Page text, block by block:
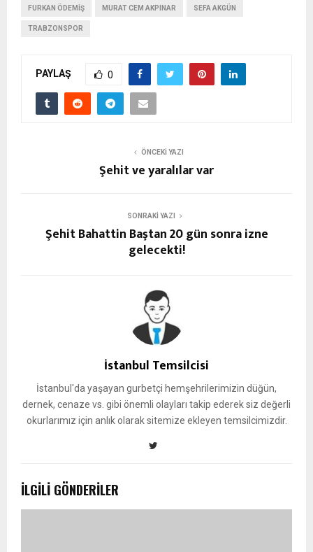
FURKAN ÖDEMIŞ MURAT CEM AKPINAR SEFA AKGÜN
TRABZONSPOR
PAYLAŞ 0
ÖNCEKI YAZI
Şehit ve yaralılar var
SONRAKI YAZI
Şehit Bahattin Baştan 20 gün sonra izne
gelecekti!
İstanbul Temsilcisi
İstanbul'da yaşayan gurbetçi hemşehrilerimizin düğün,
dernek, cenaze vs. gibi önemli olayları takip ederek siz değerli
okurlarımız için anlık olarak sitemize ekleyen temsilcimizdir.
İLGILI GÖNDERILER